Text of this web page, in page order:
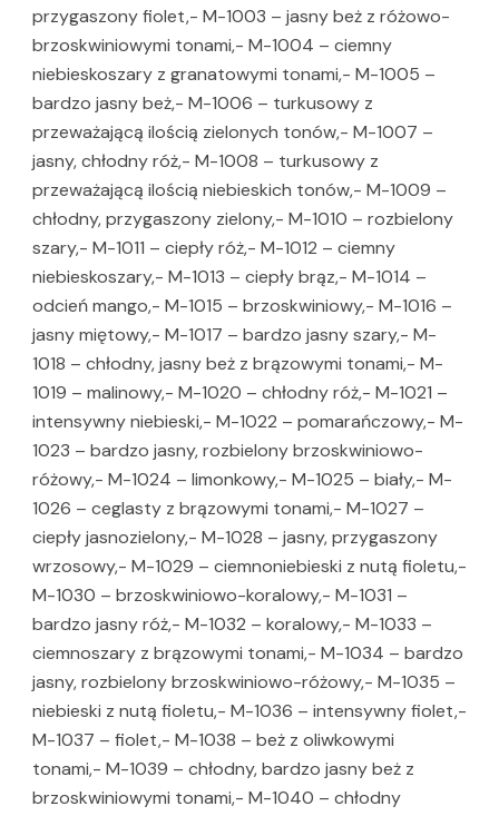
przygaszony fiolet,- M-1003 – jasny beż z różowo-
brzoskwiniowymi tonami,- M-1004 – ciemny
niebieskoszary z granatowymi tonami,- M-1005 –
bardzo jasny beż,- M-1006 – turkusowy z
przeważającą ilością zielonych tonów,- M-1007 –
jasny, chłodny róż,- M-1008 – turkusowy z
przeważającą ilością niebieskich tonów,- M-1009 –
chłodny, przygaszony zielony,- M-1010 – rozbielony
szary,- M-1011 – ciepły róż,- M-1012 – ciemny
niebieskoszary,- M-1013 – ciepły brąz,- M-1014 –
odcień mango,- M-1015 – brzoskwiniowy,- M-1016 –
jasny miętowy,- M-1017 – bardzo jasny szary,- M-
1018 – chłodny, jasny beż z brązowymi tonami,- M-
1019 – malinowy,- M-1020 – chłodny róż,- M-1021 –
intensywny niebieski,- M-1022 – pomarańczowy,- M-
1023 – bardzo jasny, rozbielony brzoskwiniowo-
różowy,- M-1024 – limonkowy,- M-1025 – biały,- M-
1026 – ceglasty z brązowymi tonami,- M-1027 –
ciepły jasnozielony,- M-1028 – jasny, przygaszony
wrzosowy,- M-1029 – ciemnoniebieski z nutą fioletu,-
M-1030 – brzoskwiniowo-koralowy,- M-1031 –
bardzo jasny róż,- M-1032 – koralowy,- M-1033 –
ciemnoszary z brązowymi tonami,- M-1034 – bardzo
jasny, rozbielony brzoskwiniowo-różowy,- M-1035 –
niebieski z nutą fioletu,- M-1036 – intensywny fiolet,-
M-1037 – fiolet,- M-1038 – beż z oliwkowymi
tonami,- M-1039 – chłodny, bardzo jasny beż z
brzoskwiniowymi tonami,- M-1040 – chłodny